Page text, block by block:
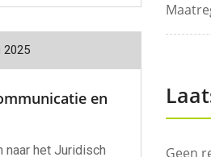
2025
en
naar het Juridisch
Geen